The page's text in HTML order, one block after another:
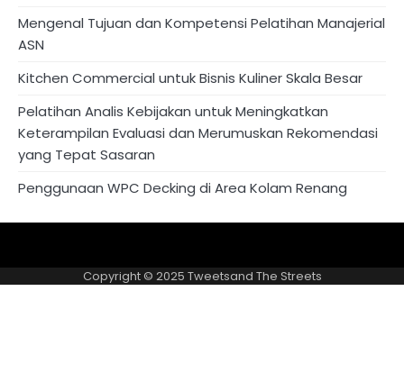
Mengenal Tujuan dan Kompetensi Pelatihan Manajerial
ASN
Kitchen Commercial untuk Bisnis Kuliner Skala Besar
Pelatihan Analis Kebijakan untuk Meningkatkan
Keterampilan Evaluasi dan Merumuskan Rekomendasi
yang Tepat Sasaran
Penggunaan WPC Decking di Area Kolam Renang
US
Policy
Copyright © 2025 Tweetsand The Streets